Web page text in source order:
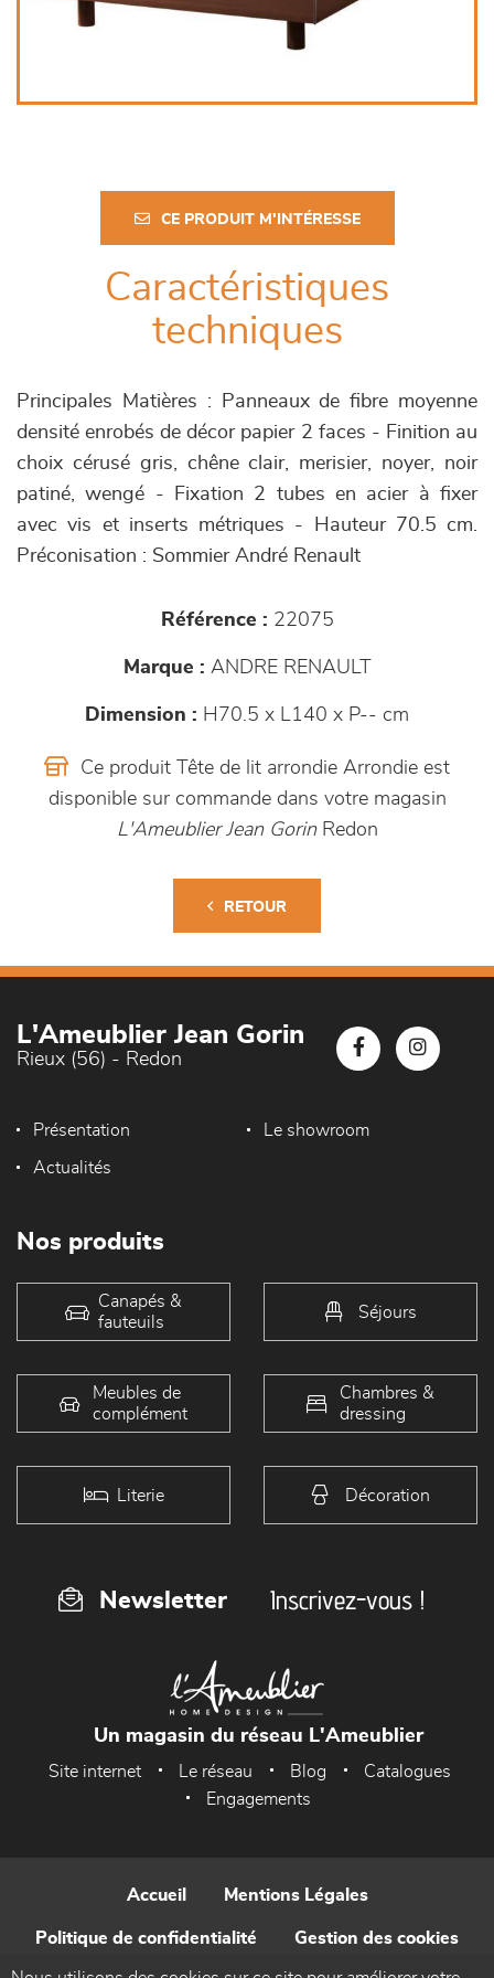
CE PRODUIT M'INTÉRESSE
Caractéristiques
techniques
Principales Matières : Panneaux de fibre moyenne
densité enrobés de décor papier 2 faces - Finition au
choix cérusé gris, chêne clair, merisier, noyer, noir
patiné, wengé - Fixation 2 tubes en acier à fixer
avec vis et inserts métriques - Hauteur 70.5 cm.
Préconisation : Sommier André Renault
Référence : 22075
Marque : ANDRE RENAULT
Dimension : H70.5 x L140 x P-- cm
Ce produit Tête de lit arrondie Arrondie est
disponible sur commande dans votre magasin
L'Ameublier Jean GorinRedon
RETOUR
L'Ameublier Jean Gorin
Rieux (56) - Redon
Présentation Le showroom
Actualités
Nos produits
Canapés &
fauteuils
Séjours
Meubles de
complément
Chambres &
dressing
Literie Décoration
Newsletter Inscrivez-vous !
Un magasin du réseau L'Ameublier
Site internet Le réseau Blog
Catalogues
Engagements
Accueil Mentions Légales
Politique de confidentialité Gestion des cookies